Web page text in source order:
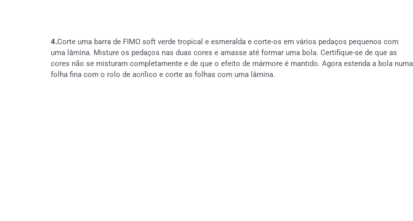
4.Corte uma barra de FIMO soft verde tropical e esmeralda e corte-os em vários pedaços pequenos com
uma lâmina. Misture os pedaços nas duas cores e amasse até formar uma bola. Certifique-se de que as
cores não se misturam completamente e de que o efeito de mármore é mantido. Agora estenda a bola numa
folha fina com o rolo de acrílico e corte as folhas com uma lâmina.